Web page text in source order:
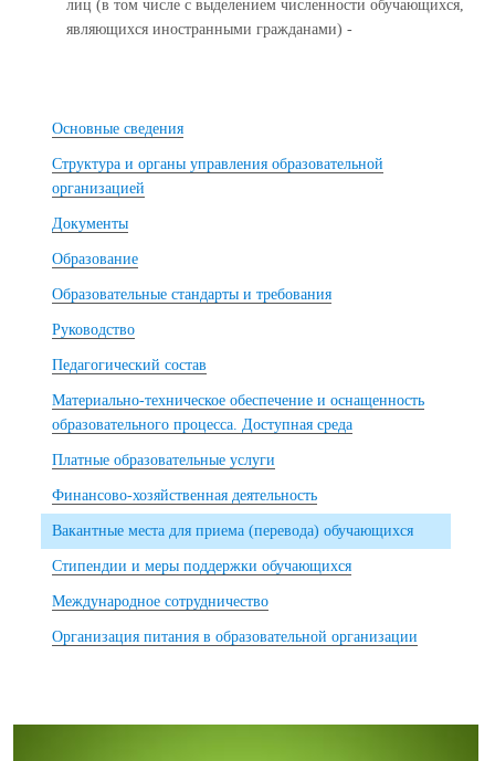
лиц (в том числе с выделением численности обучающихся,
являющихся иностранными гражданами) -
Основные сведения
Структура и органы управления образовательной
организацией
Документы
Образование
Образовательные стандарты и требования
Руководство
Педагогический состав
Материально-техническое обеспечение и оснащенность
образовательного процесса. Доступная среда
Платные образовательные услуги
Финансово-хозяйственная деятельность
Вакантные места для приема (перевода) обучающихся
Стипендии и меры поддержки обучающихся
Международное сотрудничество
Организация питания в образовательной организации